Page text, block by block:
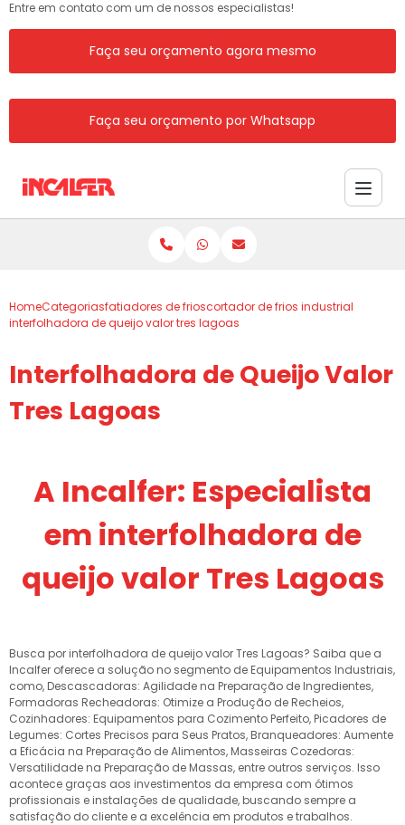
Entre em contato com um de nossos especialistas!
Faça seu orçamento agora mesmo
Faça seu orçamento por Whatsapp
HomeCategoriasfatiadores de frioscortador de frios industrial
interfolhadora de queijo valor tres lagoas
Interfolhadora de Queijo Valor
Tres Lagoas
A Incalfer: Especialista
em interfolhadora de
queijo valor Tres Lagoas
Busca por interfolhadora de queijo valor Tres Lagoas? Saiba que a
Incalfer oferece a solução no segmento de Equipamentos Industriais,
como, Descascadoras: Agilidade na Preparação de Ingredientes,
Formadoras Recheadoras: Otimize a Produção de Recheios,
Cozinhadores: Equipamentos para Cozimento Perfeito, Picadores de
Legumes: Cortes Precisos para Seus Pratos, Branqueadores: Aumente
a Eficácia na Preparação de Alimentos, Masseiras Cozedoras:
Versatilidade na Preparação de Massas, entre outros serviços. Isso
acontece graças aos investimentos da empresa com ótimos
profissionais e instalações de qualidade, buscando sempre a
satisfação do cliente e a excelência em produtos e trabalhos.